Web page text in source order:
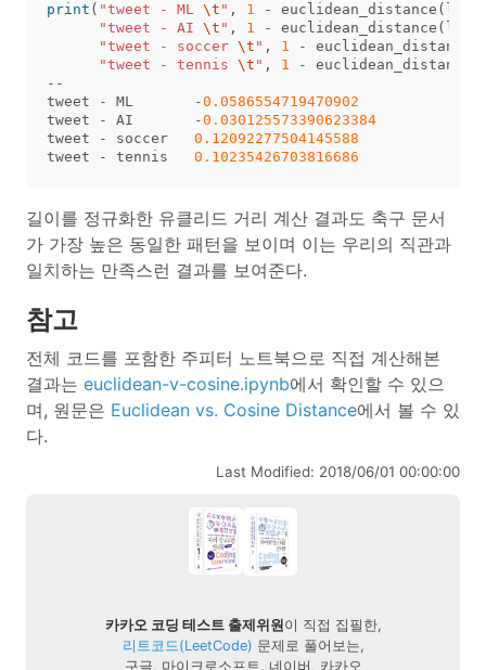
print ( "tweet - ML \t " , 1 - euclidean_distance (
"tweet - AI \t " , 1 - euclidean_distance (
"tweet - soccer \t " , 1 - euclidean_distance
"tweet - tennis \t " , 1 - euclidean_distance
--
tweet
- ML -0.0586554719470902
tweet
- AI -0.030125573390623384
tweet
- soccer
0.12092277504145588
tweet
- tennis 0.10235426703816686
길이를 정규화한 유클리드 거리 계산 결과도 축구 문서
가 가장 높은 동일한 패턴을 보이며 이는 우리의 직관과
일치하는 만족스런 결과를 보여준다.
참고
전체 코드를 포함한 주피터 노트북으로 직접 계산해본
결과는 euclidean-v-cosine.ipynb에서 확인할 수 있으
며, 원문은 Euclidean vs. Cosine Distance에서 볼 수 있
다.
Last Modified: 2018/06/01 00:00:00
카카오 코딩 테스트 출제위원이 직접 집필한,
리트코드(LeetCode) 문제로 풀어보는,
구글, 마이크로소프트, 네이버, 카카오